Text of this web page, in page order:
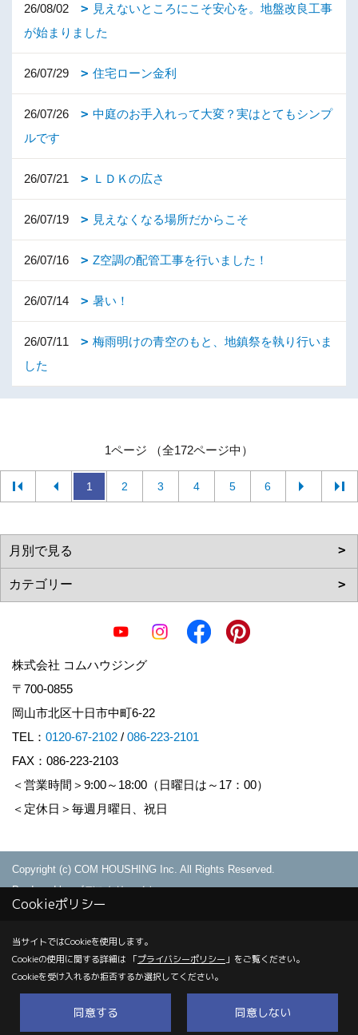
26/08/02
見えないところにこそ安心を。地盤改良工事
が始まりました
26/07/29 住宅ローン金利
26/07/26
中庭のお手入れって大変？実はとてもシンプ
ルです
26/07/21 ＬＤＫの広さ
26/07/19 見えなくなる場所だからこそ
26/07/16 Z空調の配管工事を行いました！
26/07/14 暑い！
26/07/11
梅雨明けの青空のもと、地鎮祭を執り行いま
した
1ページ （全172ページ中）
1 2 3 4 5 6
株式会社 コムハウジング
〒700-0855
岡山市北区十日市中町6-22
TEL： 0120-67-2102 / 086-223-2101
FAX：086-223-2103
＜営業時間＞9:00～18:00（日曜日は～17：00）
＜定休日＞毎週月曜日、祝日
Copyright (c) COM HOUSHING Inc. All Rights Reserved.
Produced byゴデスクリエイト
Cookieポリシー
当サイトではCookieを使用します。
Cookieの使用に関する詳細は 「プライバシーポリシー 」をご覧ください。
Cookieを受け入れるか拒否するか選択してください。
同意する 同意しない